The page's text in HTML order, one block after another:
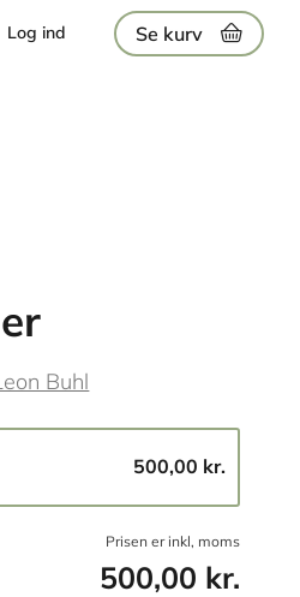
Log ind Se kurv
Buhl
500,00 kr.
Prisen er inkl, moms
500,00 kr.